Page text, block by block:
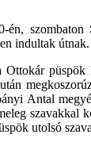
indultak útnak.
Ottokár
Antal
utolsó